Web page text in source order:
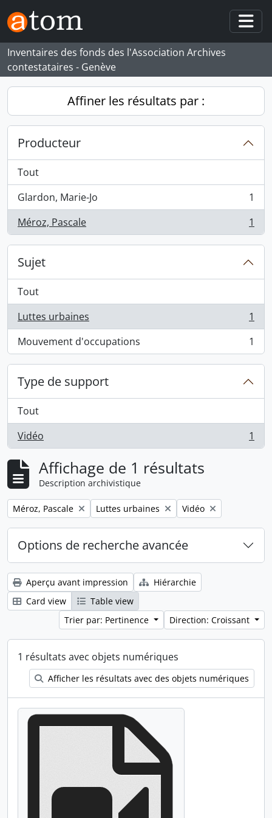
Skip to main content
Inventaires des fonds des l'Association Archives
contestataires - Genève
Affiner les résultats par :
Producteur
Tout
Glardon, Marie-Jo
, 1 résultats
1
Méroz, Pascale
, 1 résultats 1
Sujet
Tout
Luttes urbaines
, 1 résultats
1
Mouvement d'occupations
, 1 résultats 1
Type de support
Tout
Vidéo
, 1 résultats 1
Affichage de 1 résultats
Description archivistique
Remove filter:
Méroz, Pascale Remove filter:
Luttes urbaines Remove filter:
Vidéo
Options de recherche avancée
Aperçu avant impression
Hiérarchie
Card view
Table view
Trier par: Pertinence
Direction: Croissant
1 résultats avec objets numériques
Afficher les résultats avec des objets numériques